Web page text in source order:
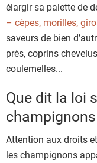
élargir sa palette de
– cèpes, morilles,
saveurs de bien
près, coprins
coulemelles...
Que dit la loi
Attention aux droits
les champignons